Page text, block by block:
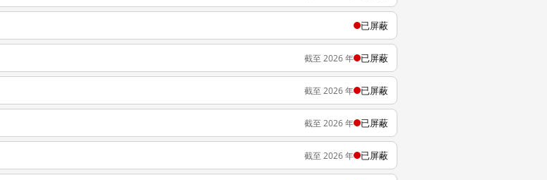
已屏蔽
截至 2026 年 已屏蔽
截至 2026 年 已屏蔽
截至 2026 年 已屏蔽
截至 2026 年 已屏蔽